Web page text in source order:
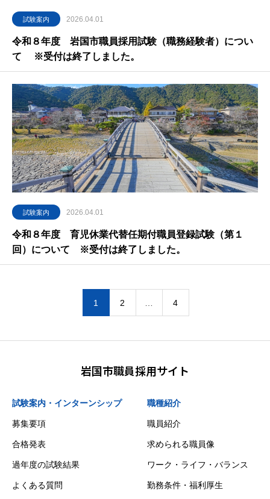
試験案内 2026.04.01
令和８年度 岩国市職員採用試験（職務経験者）につい
て ※受付は終了しました。
試験案内 2026.04.01
令和８年度 育児休業代替任期付職員登録試験（第１
回）について ※受付は終了しました。
1 2 4
岩国市職員採用サイト
試験案内・インターンシップ
募集要項
合格発表
過年度の試験結果
よくある質問
職種紹介
職員紹介
求められる職員像
ワーク・ライフ・バランス
勤務条件・福利厚生